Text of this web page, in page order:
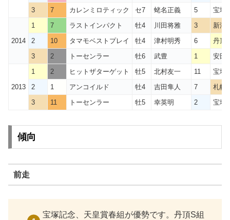
3
7 カレンミロティック セ7 蛯名正義 5 宝塚
2014
1 7 ラストインパクト 牡4 川田将雅 3
新潟
2
10 タマモベストプレイ 牡4 津村明秀 6
丹頂
3
2 トーセンラー 牡6 武豊 1 安田
2013
1 2 ヒットザターゲット 牡5 北村友一 11
宝塚
2
1 アンコイルド 牡4 吉田隼人 7
札幌
3
11 トーセンラー 牡5 幸英明 2 宝塚
傾向
前走
宝塚記念、天皇賞春組が優勢です。丹頂S組